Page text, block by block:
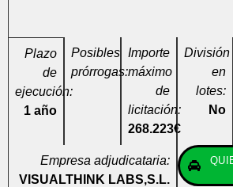
Plazo
de
ejecución:
1 año
Posibles
prórrogas:
Importe
máximo
de
licitación:
268.223€
División
en
lotes:
No
Empresa adjudicataria:
VISUALTHINK LABS,S.L.